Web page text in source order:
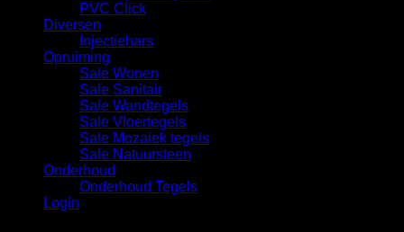
PVC Click
Diversen
Injectiehars
Opruiming
Sale Wonen
Sale Sanitair
Sale Wandtegels
Sale Vloertegels
Sale Mozaiek tegels
Sale Natuursteen
Onderhoud
Onderhoud Tegels
Login